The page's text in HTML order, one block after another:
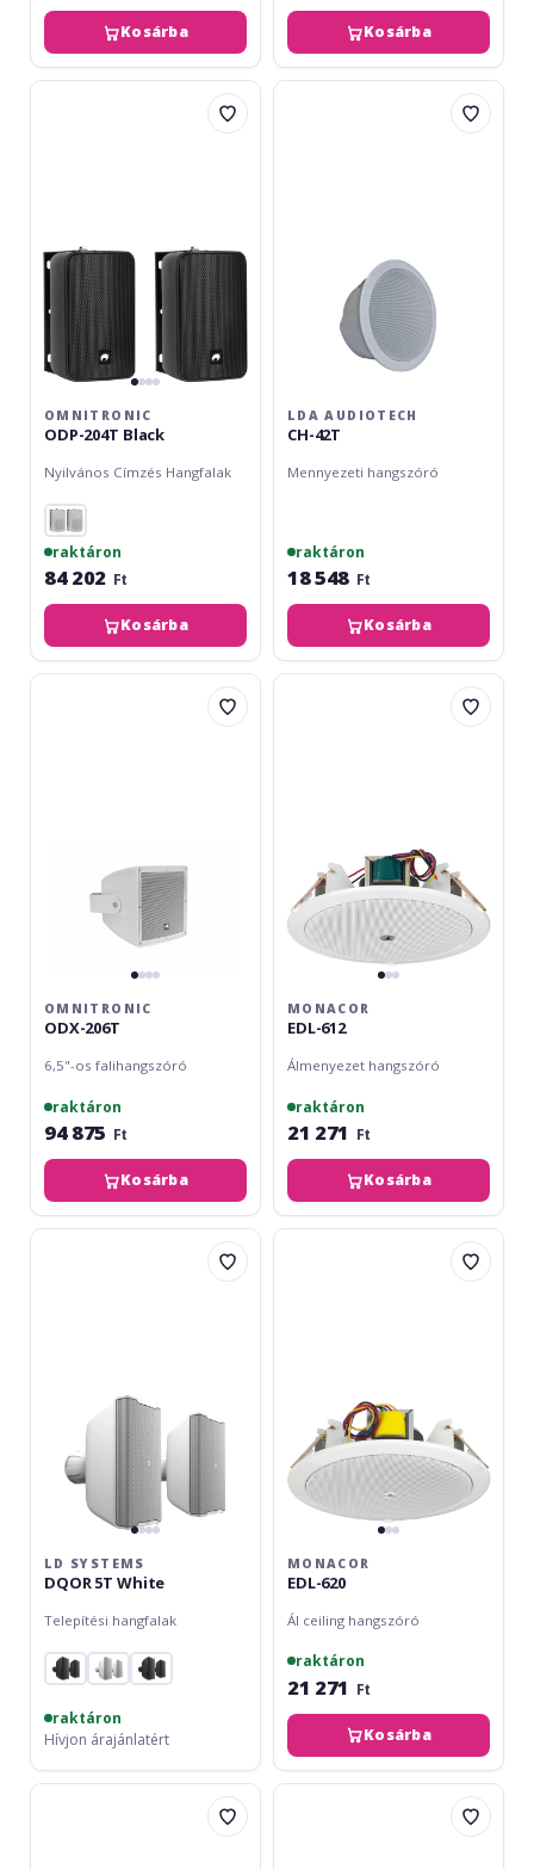
Kosárba Kosárba
Omnitronic
OMNITRONIC
ODP-204T Black
Nyilvános Címzés Hangfalak
raktáron
84 202 Ft
Kosárba
LDA
LDA AUDIOTECH
CH-42T
Mennyezeti hangszóró
raktáron
18 548 Ft
Kosárba
Omnitronic
OMNITRONIC
ODX-206T
6,5"-os falihangszóró
raktáron
94 875 Ft
Kosárba
Monacor
MONACOR
EDL-612
Álmenyezet hangszóró
raktáron
21 271 Ft
Kosárba
LD
LD SYSTEMS
DQOR 5T White
Telepítési hangfalak
raktáron
Hívjon árajánlatért
Monacor
MONACOR
EDL-620
Ál ceiling hangszóró
raktáron
21 271 Ft
Kosárba
LDA
Monacor